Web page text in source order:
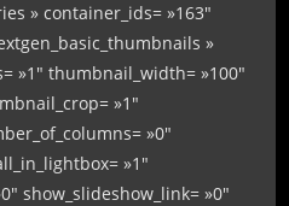
» container_ids= »163″
»
»1″ thumbnail_width= »100″
»1″
»0″
»1″
show_slideshow_link= »0″